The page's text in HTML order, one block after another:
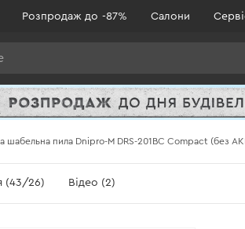
Розпродаж до -87% Салони
шабельна пила Dnipro-M DRS-201BC Compact (без
(43/26) Відео (2)